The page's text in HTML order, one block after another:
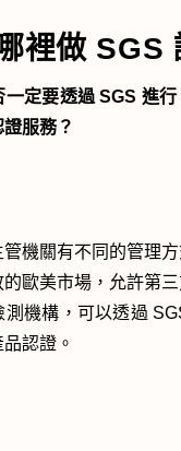
裡做 SGS
一定要透過 SGS 進
服務？
機關有不同的管理
歐美市場，允許第
測機構，可以透過
認證。